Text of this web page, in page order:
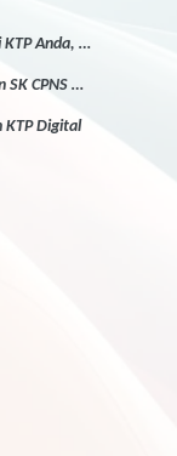
Anda, …
CPNS …
KTP Digital